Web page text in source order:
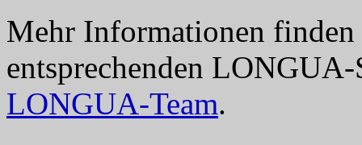
Mehr Informationen
entsprechenden
LONGUA-Team.